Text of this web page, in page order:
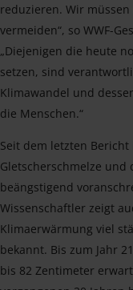
reduzieren. Wir
vermeiden“, so WWF-
„Diejenigen die heute
setzen, sind
Klimawandel und
die Menschen.“
Seit dem letzten Bericht
Gletscherschmelze und
beängstigend
Wissenschaftler zeigt
Klimaerwärmung viel
bekannt. Bis zum Jahr
bis 82 Zentimeter